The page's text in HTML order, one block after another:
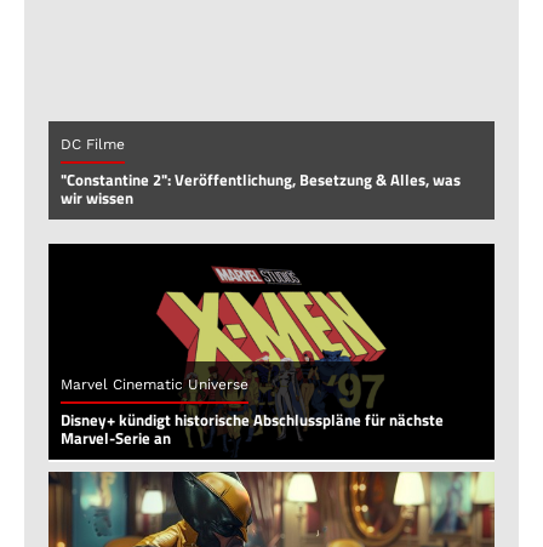
DC Filme
"Constantine 2": Veröffentlichung, Besetzung & Alles, was
wir wissen
Marvel Cinematic Universe
Disney+ kündigt historische Abschlusspläne für nächste
Marvel-Serie an